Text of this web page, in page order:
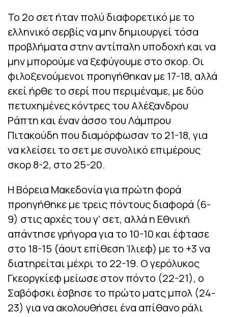
Το 2ο σετ ήταν πολύ διαφορετικό με το
ελληνικό σερβίς να μην δημιουργεί τόσα
προβλήματα στην αντίπαλη υποδοχή και να
μην μπορούμε να ξεφύγουμε στο σκορ. Οι
φιλοξενούμενοι προηγήθηκαν με 17-18, αλλά
εκεί ήρθε το σερί που περιμέναμε, με δύο
πετυχημένες κόντρες του Αλέξανδρου
Ράπτη και έναν άσσο του Λάμπρου
Πιτακούδη που διαμόρφωσαν το 21-18, για
να κλείσει το σετ με συνολικό επιμέρους
σκορ 8-2, στο 25-20.
Η Βόρεια Μακεδονία για πρώτη φορά
προηγήθηκε με τρεις πόντους διαφορά (6-
9) στις αρχές του γ’ σετ, αλλά η Εθνική
απάντησε γρήγορα για το 10-10 και έφτασε
στο 18-15 (άουτ επίθεση Ίλιεφ) με το +3 να
διατηρείται μέχρι το 22-19. Ο γερόλυκος
Γκεοργκίεφ μείωσε στον πόντο (22-21), ο
Σαβόφσκι έσβησε το πρώτο ματς μπολ (24-
23) για να ακολουθήσει ένα απίθανο ράλι